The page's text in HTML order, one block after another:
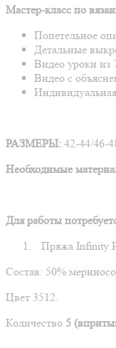
Мастер-класс по
Попетельное
Детальные
Видео уроки из
Видео с
Индивидуальная
РАЗМЕРЫ: 42-44/46-
Необходимые
Для работы
1.
Пряжа Infinity
Состав: 50%
Цвет 3512.
Количество 5